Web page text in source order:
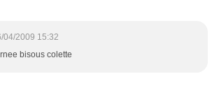
04/2009 15:32
bisous colette